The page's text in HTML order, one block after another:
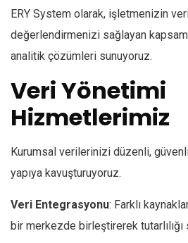
ERY System olarak, işletmenizin
değerlendirmenizi sağlayan
analitik çözümleri sunuyoruz.
Veri Yönetimi
Hizmetlerimiz
Kurumsal verilerinizi düzenli,
yapıya kavuşturuyoruz.
Veri Entegrasyonu: Farklı
bir merkezde birleştirerek tutarlılığı